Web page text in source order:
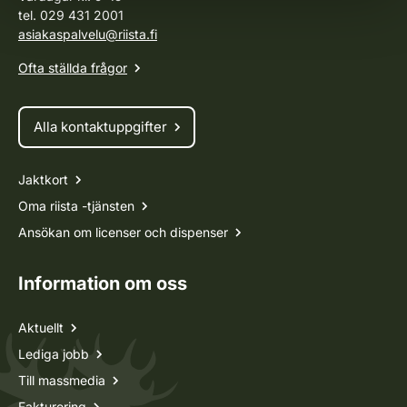
tel. 029 431 2001
asiakaspalvelu@riista.fi
Ofta ställda frågor
Alla kontaktuppgifter
Jaktkort
Oma riista -tjänsten
Ansökan om licenser och dispenser
Information om oss
Aktuellt
Lediga jobb
Till massmedia